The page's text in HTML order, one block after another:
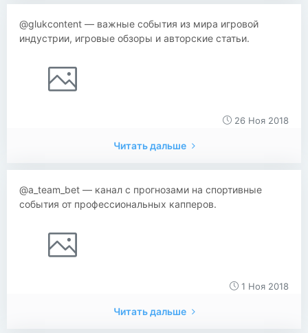
@glukcontent — важные события из мира игровой
индустрии, игровые обзоры и авторские статьи.
26 Ноя 2018
Читать дальше
@a_team_bet — канал с прогнозами на спортивные
события от профессиональных капперов.
1 Ноя 2018
Читать дальше